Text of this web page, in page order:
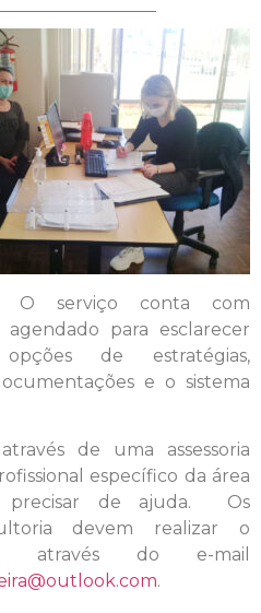
O serviço conta com
para esclarecer
de estratégias,
e o sistema
de uma assessoria
específico da área
precisar de ajuda. Os
devem realizar o
através do e-mail
.